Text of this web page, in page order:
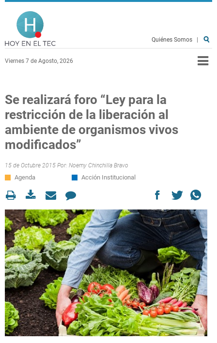
Pasar al contenido principal
Viernes 7 de Agosto, 2026
Quiénes Somos
Se realizará foro “Ley para la
restricción de la liberación al
ambiente de organismos vivos
modificados”
15 de Octubre 2015 Por: Noemy Chinchilla Bravo
Agenda Acción Institucional